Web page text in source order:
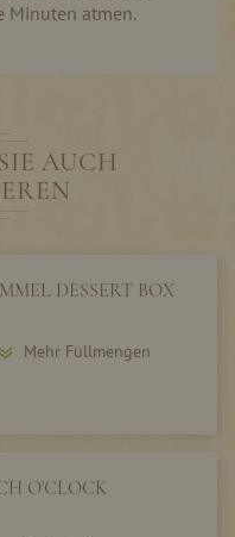
Minuten atmen.
AUCH
DESSERT BOX
Mehr Füllmengen
O'CLOCK